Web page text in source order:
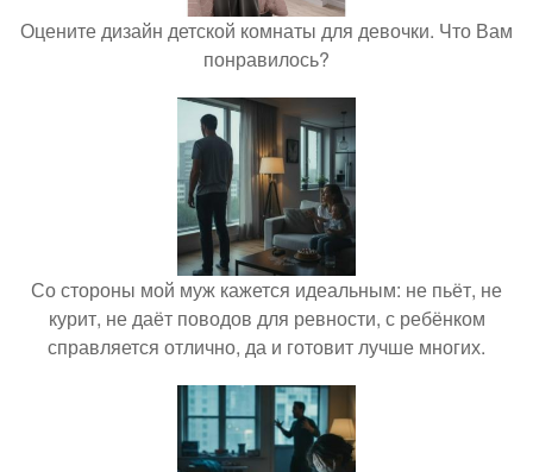
Оцените дизайн детской комнаты для девочки. Что Вам
понравилось?
Со стороны мой муж кажется идеальным: не пьёт, не
курит, не даёт поводов для ревности, с ребёнком
справляется отлично, да и готовит лучше многих.